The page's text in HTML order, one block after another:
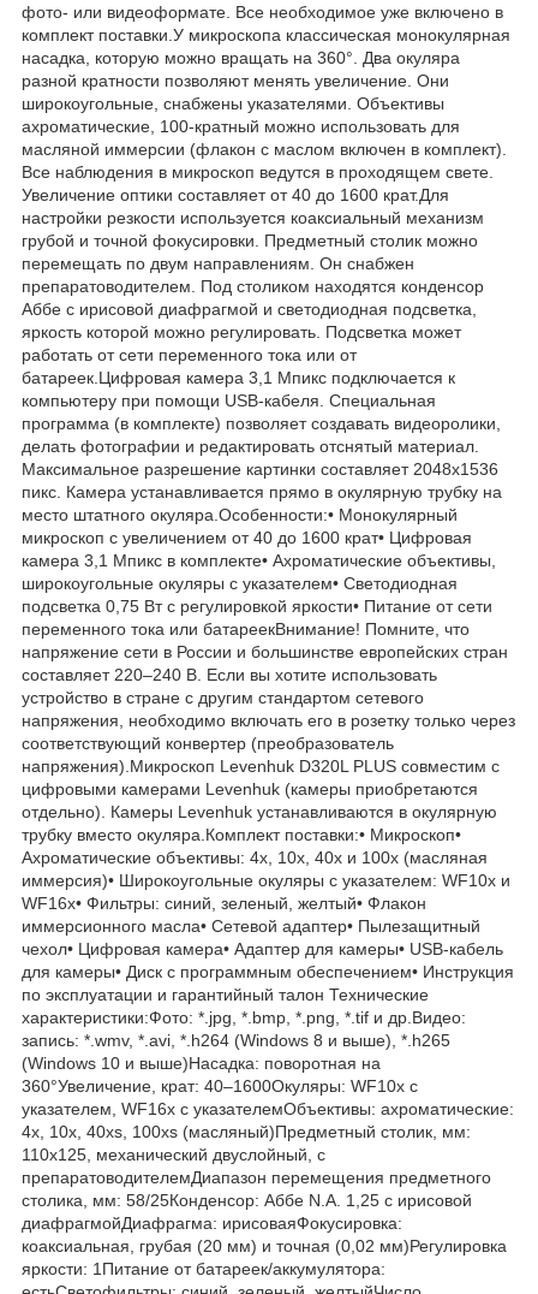
фото- или видеоформате. Все необходимое уже включено в
комплект поставки.У микроскопа классическая монокулярная
насадка, которую можно вращать на 360°. Два окуляра
разной кратности позволяют менять увеличение. Они
широкоугольные, снабжены указателями. Объективы
ахроматические, 100-кратный можно использовать для
масляной иммерсии (флакон с маслом включен в комплект).
Все наблюдения в микроскоп ведутся в проходящем свете.
Увеличение оптики составляет от 40 до 1600 крат.Для
настройки резкости используется коаксиальный механизм
грубой и точной фокусировки. Предметный столик можно
перемещать по двум направлениям. Он снабжен
препаратоводителем. Под столиком находятся конденсор
Аббе с ирисовой диафрагмой и светодиодная подсветка,
яркость которой можно регулировать. Подсветка может
работать от сети переменного тока или от
батареек.Цифровая камера 3,1 Мпикс подключается к
компьютеру при помощи USB-кабеля. Специальная
программа (в комплекте) позволяет создавать видеоролики,
делать фотографии и редактировать отснятый материал.
Максимальное разрешение картинки составляет 2048х1536
пикс. Камера устанавливается прямо в окулярную трубку на
место штатного окуляра.Особенности:• Монокулярный
микроскоп с увеличением от 40 до 1600 крат• Цифровая
камера 3,1 Мпикс в комплекте• Ахроматические объективы,
широкоугольные окуляры с указателем• Светодиодная
подсветка 0,75 Вт с регулировкой яркости• Питание от сети
переменного тока или батареекВнимание! Помните, что
напряжение сети в России и большинстве европейских стран
составляет 220–240 В. Если вы хотите использовать
устройство в стране с другим стандартом сетевого
напряжения, необходимо включать его в розетку только через
соответствующий конвертер (преобразователь
напряжения).Микроскоп Levenhuk D320L PLUS совместим с
цифровыми камерами Levenhuk (камеры приобретаются
отдельно). Камеры Levenhuk устанавливаются в окулярную
трубку вместо окуляра.Комплект поставки:• Микроскоп•
Ахроматические объективы: 4х, 10х, 40х и 100х (масляная
иммерсия)• Широкоугольные окуляры с указателем: WF10x и
WF16x• Фильтры: синий, зеленый, желтый• Флакон
иммерсионного масла• Сетевой адаптер• Пылезащитный
чехол• Цифровая камера• Адаптер для камеры• USB-кабель
для камеры• Диск с программным обеспечением• Инструкция
по эксплуатации и гарантийный талон Технические
характеристики:Фото: *.jpg, *.bmp, *.png, *.tif и др.Видео:
запись: *.wmv, *.avi, *.h264 (Windows 8 и выше), *.h265
(Windows 10 и выше)Насадка: поворотная на
360°Увеличение, крат: 40–1600Окуляры: WF10x с
указателем, WF16x с указателемОбъективы: ахроматические:
4x, 10x, 40xs, 100xs (масляный)Предметный столик, мм:
110х125, механический двуслойный, с
препаратоводителемДиапазон перемещения предметного
столика, мм: 58/25Конденсор: Аббе N.A. 1,25 с ирисовой
диафрагмойДиафрагма: ирисоваяФокусировка:
коаксиальная, грубая (20 мм) и точная (0,02 мм)Регулировка
яркости: 1Питание от батареек/аккумулятора: